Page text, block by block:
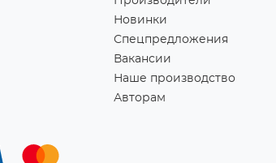
Новинки
Спецпредложения
Вакансии
Наше производство
Авторам